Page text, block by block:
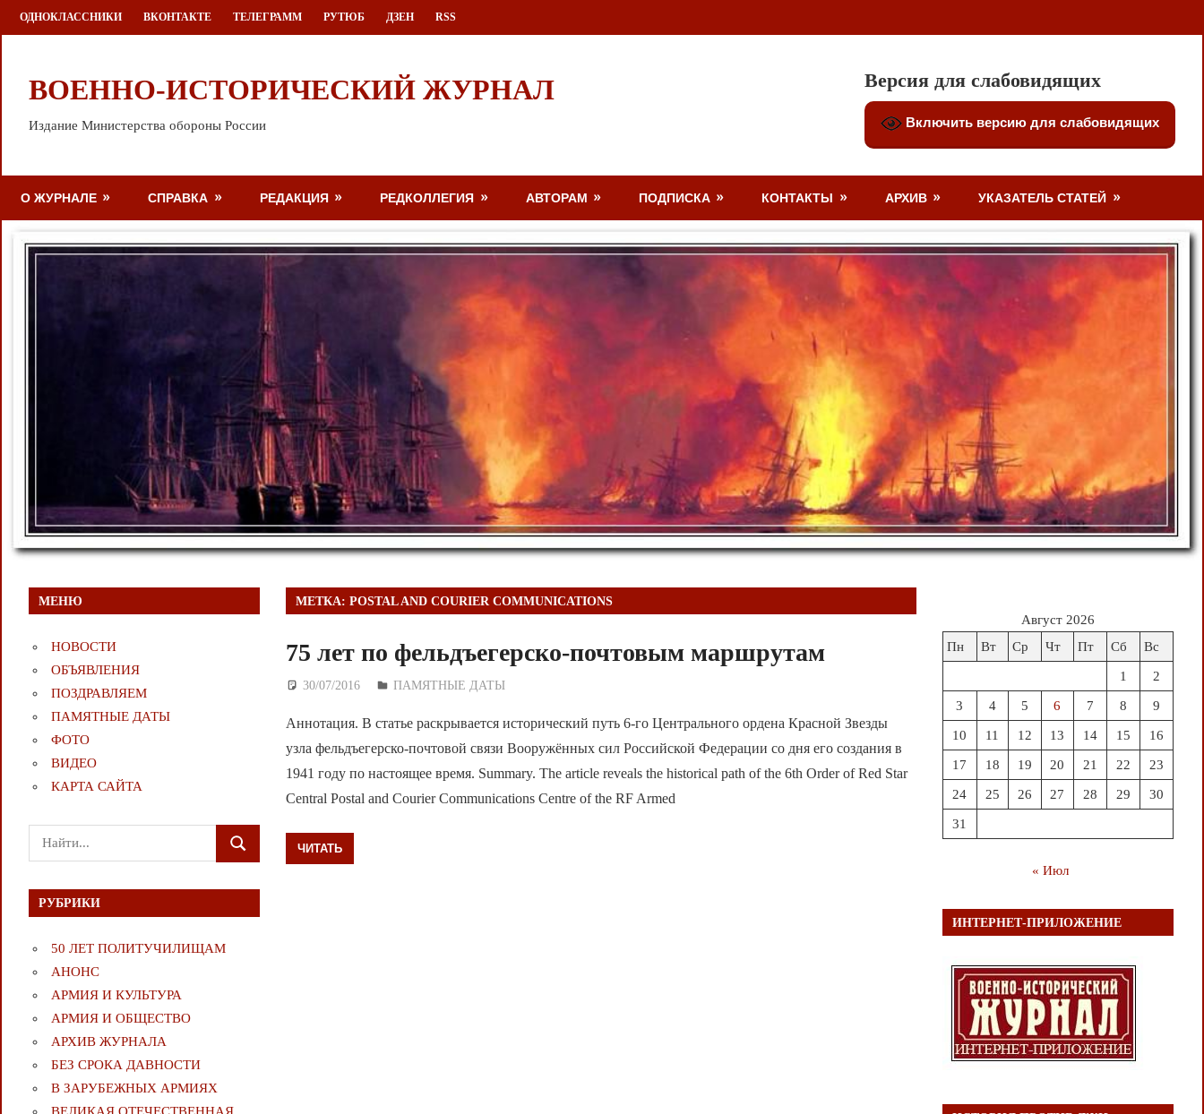
Перейти
к
ОДНОКЛАССНИКИ ВКОНТАКТЕ ТЕЛЕГРАММ РУТЮБ ДЗЕН RSS
ВОЕННО-ИСТОРИЧЕСКИЙ ЖУРНАЛ
Издание Министерства обороны России
Версия для слабовидящих
Включить версию для слабовидящих
О ЖУРНАЛЕ СПРАВКА РЕДАКЦИЯ РЕДКОЛЛЕГИЯ АВТОРАМ ПОДПИСКА КОНТАКТЫ АРХИВ УКАЗАТЕЛЬ СТАТЕЙ
МЕТКА:POSTAL AND COURIER COMMUNICATIONS
75 лет по фельдъегерско-почтовым маршрутам
30/07/2016 Дежурный по Редакции
ПАМЯТНЫЕ ДАТЫ
Аннотация. В статье раскрывается исторический путь 6-го Центрального ордена Красной Звезды
узла фельдъегерско-почтовой связи Вооружённых сил Российской Федерации со дня его создания в
1941 году по настоящее время. Summary. The article reveals the historical path of the 6th Order of Red Star
Central Postal and Courier Communications Centre of the RF Armed
ЧИТАТЬ
МЕНЮ
НОВОСТИ
ОБЪЯВЛЕНИЯ
ПОЗДРАВЛЯЕМ
ПАМЯТНЫЕ ДАТЫ
ФОТО
ВИДЕО
КАРТА САЙТА
Поиск
для:
ПОИСК
РУБРИКИ
50 ЛЕТ ПОЛИТУЧИЛИЩАМ
АНОНС
АРМИЯ И КУЛЬТУРА
АРМИЯ И ОБЩЕСТВО
АРХИВ ЖУРНАЛА
БЕЗ СРОКА ДАВНОСТИ
В ЗАРУБЕЖНЫХ АРМИЯХ
Август 2026
Пн
Вт Ср Чт Пт Сб Вс
1 2
3 4 5 6 7 8 9
10 11 12 13 14 15 16
17 18 19 20 21 22 23
24 25 26 27 28 29 30
31
« Июл
ИНТЕРНЕТ-ПРИЛОЖЕНИЕ